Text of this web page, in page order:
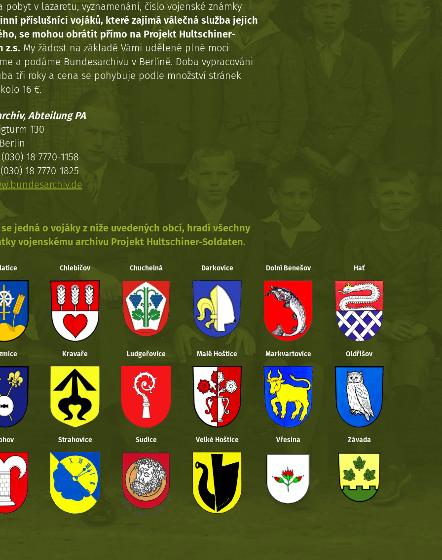
pobyt v lazaretu, vyznamenání, číslo vojenské známky
příslušníci vojáků, které zajímá válečná služba jejich
se mohou obrátit přímo na Projekt Hultschiner-
z.s. My žádost na základě Vámi udělené plné moci
a podáme Bundesarchivu v Berlíně. Doba vypracováni
tři roky a cena se pohybuje podle množství stránek
16 €.
Abteilung PA
130
18 7770-1158
18 7770-1825
se jedná o vojáky z níže uvedených obcí, hradí všechny
vojenskému archivu Projekt Hultschiner-Soldaten.
Chlebičov Chuchelná Darkovice Dolní Benešov Hať
Kravaře Ludgeřovice Malé Hoštice Markvartovice Oldřišov
Strahovice Sudice Velké Hoštice Vřesina Závada